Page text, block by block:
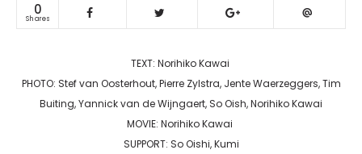
0
Shares
TEXT: Norihiko Kawai
PHOTO: Stef van Oosterhout, Pierre Zylstra, Jente Waerzeggers, Tim
Buiting, Yannick van de Wijngaert, So Oish, Norihiko Kawai
MOVIE: Norihiko Kawai
SUPPORT: So Oishi, Kumi